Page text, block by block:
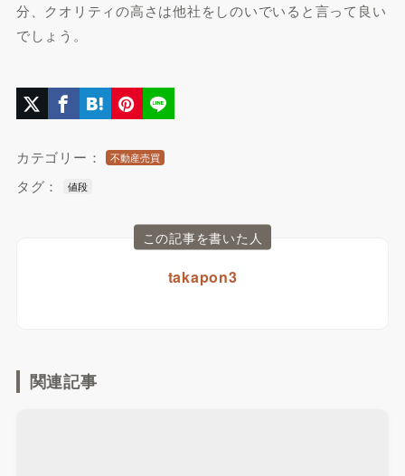
分、クオリティの高さは他社をしのいでいると言って良い
でしょう。
カテゴリー： 不動産売買
タグ： 値段
この記事を書いた人
takapon3
関連記事